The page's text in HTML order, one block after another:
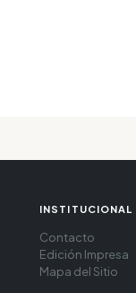
INSTITUCIONAL
Contacto
Edición Impresa
Mapa del Sitio